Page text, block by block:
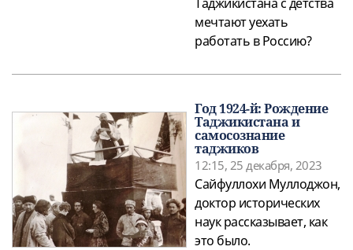
мечтают уехать
работать в Россию?
Год 1924-й: Рождение
Таджикистана и
самосознание
таджиков
12:15, 25 декабря, 2023
Сайфуллохи Муллоджон,
доктор исторических
наук рассказывает, как
это было.